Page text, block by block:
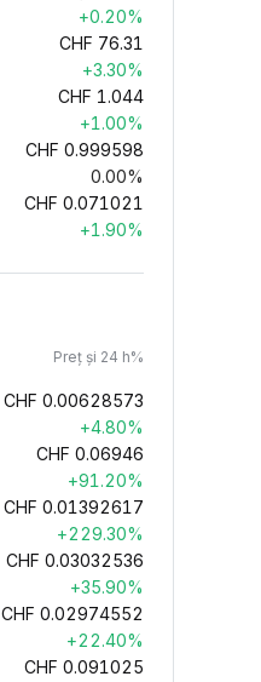
+0.20%
CHF 76.31
+3.30%
CHF 1.044
+1.00%
CHF 0.999598
0.00%
CHF 0.071021
+1.90%
Preț și 24 h%
CHF 0.00628573
+4.80%
CHF 0.06946
+91.20%
CHF 0.01392617
+229.30%
CHF 0.03032536
+35.90%
CHF 0.02974552
+22.40%
CHF 0.091025